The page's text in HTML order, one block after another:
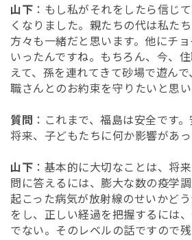
山下 ：もし私がそれをしたら信じ
くなりました。親たちの代は私た
方々も一緒だと思います。他にチ
いったんですね。もちろん、今、
えて、孫を連れてきて砂場で遊ん
職さんとのお約束を守りたいと思い
質問 ：これまで、福島は安全です
将来、子どもたちに何か影響があ
山下 ：基本的に大切なことは、将
問に答えるには、膨大な数の疫学調
起こった病気が放射線のせいかど
をし、正しい経過を把握するには
でない。そのレベルの話ですので